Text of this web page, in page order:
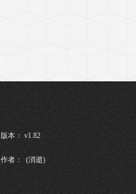
版本： v1.82
作者： (消逝)